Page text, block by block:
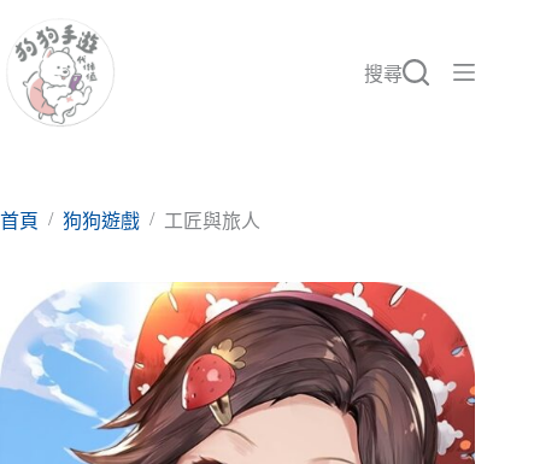
至
要
搜尋
首頁 / 狗狗遊戲 / 工匠與旅人